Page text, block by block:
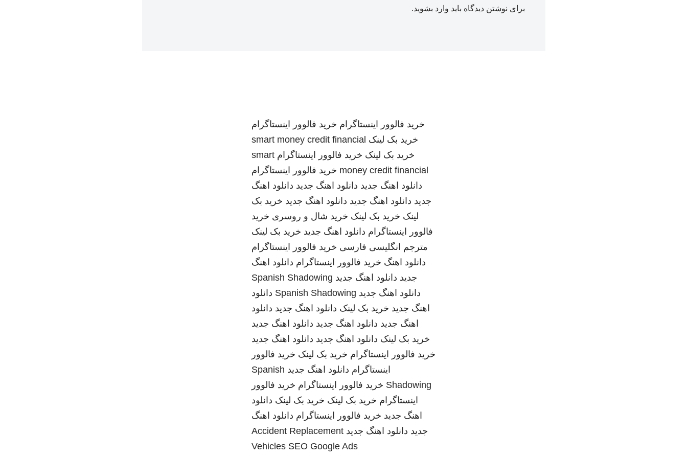
برای نوشتن دیدگاه باید وارد بشوید.
خرید فالوور اینستاگرام خرید فالوور اینستاگرام
خرید بک لینک smart money credit financial
خرید بک لینک خرید فالوور اینستاگرام smart
money credit financial خرید فالوور اینستاگرام
دانلود اهنگ جدید دانلود اهنگ جدید دانلود اهنگ
جدید دانلود اهنگ جدید دانلود اهنگ جدید خرید بک
لینک خرید بک لینک خرید شال و روسری خرید
فالوور اینستاگرام دانلود اهنگ جدید خرید بک لینک
مترجم انگلیسی فارسی خرید فالوور اینستاگرام
دانلود اهنگ خرید فالوور اینستاگرام دانلود اهنگ
جدید دانلود اهنگ جدید Spanish Shadowing
دانلود اهنگ جدید Spanish Shadowing دانلود
اهنگ جدید خرید بک لینک دانلود اهنگ جدید دانلود
اهنگ جدید دانلود اهنگ جدید دانلود اهنگ جدید
خرید بک لینک دانلود اهنگ جدید دانلود اهنگ جدید
خرید فالوور اینستاگرام خرید بک لینک خرید فالوور
اینستاگرام دانلود اهنگ جدید Spanish
Shadowing خرید فالوور اینستاگرام خرید فالوور
اینستاگرام خرید بک لینک خرید بک لینک دانلود
اهنگ جدید خرید فالوور اینستاگرام دانلود اهنگ
جدید دانلود اهنگ جدید Accident Replacement
Vehicles SEO Google Ads